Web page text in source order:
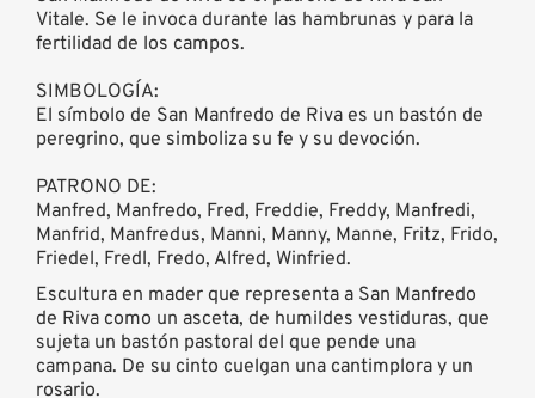
Vitale. Se le invoca durante las hambrunas y para la
fertilidad de los campos.
SIMBOLOGÍA:
El símbolo de San Manfredo de Riva es un bastón de
peregrino, que simboliza su fe y su devoción.
PATRONO DE:
Manfred, Manfredo, Fred, Freddie, Freddy, Manfredi,
Manfrid, Manfredus, Manni, Manny, Manne, Fritz, Frido,
Friedel, Fredl, Fredo, Alfred, Winfried.
Escultura en mader que representa a San Manfredo
de Riva como un asceta, de humildes vestiduras, que
sujeta un bastón pastoral del que pende una
campana. De su cinto cuelgan una cantimplora y un
rosario.